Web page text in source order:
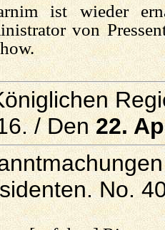
ist wieder
von
/ Den22.
No.